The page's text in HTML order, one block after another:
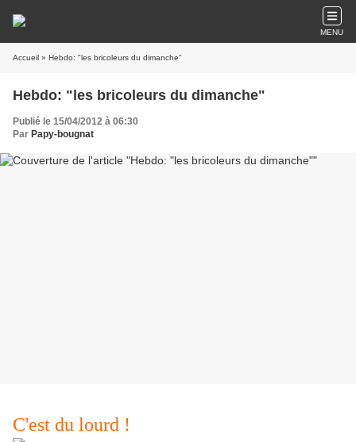
MENU
Accueil » Hebdo: "les bricoleurs du dimanche"
Hebdo: "les bricoleurs du dimanche"
Publié le 15/04/2012 à 06:30
Par Papy-bougnat
C'est du lourd !